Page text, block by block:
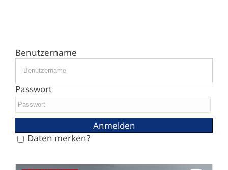
Benutzername
Passwort
Daten merken?